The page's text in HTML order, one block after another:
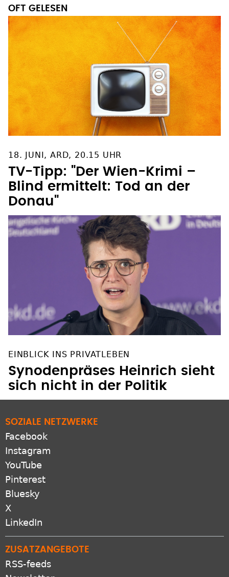
OFT GELESEN
18. JUNI, ARD, 20.15 UHR
TV-Tipp: "Der Wien-Krimi –
Blind ermittelt: Tod an der
Donau"
EINBLICK INS PRIVATLEBEN
Synodenpräses Heinrich sieht
sich nicht in der Politik
SOZIALE NETZWERKE
Facebook
Instagram
YouTube
Pinterest
Bluesky
X
LinkedIn
ZUSATZANGEBOTE
RSS-feeds